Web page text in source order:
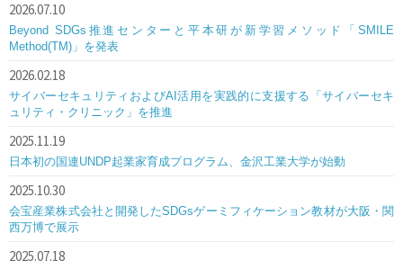
2026.07.10
Beyond SDGs推進センターと平本研が新学習メソッド「SMILE
Method(TM)」を発表
2026.02.18
サイバーセキュリティおよびAI活用を実践的に支援する「サイバーセキ
ュリティ・クリニック」を推進
2025.11.19
日本初の国連UNDP起業家育成プログラム、金沢工業大学が始動
2025.10.30
会宝産業株式会社と開発したSDGsゲーミフィケーション教材が大阪・関
西万博で展示
2025.07.18